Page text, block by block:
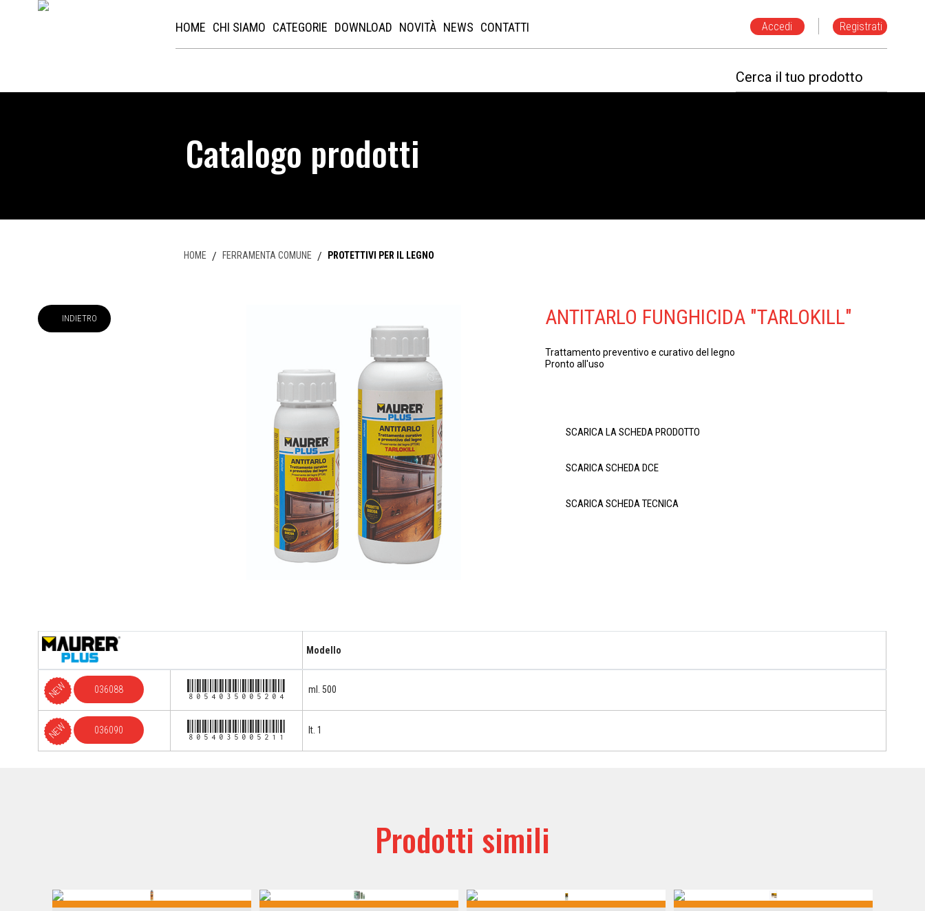
Registrati
Accedi
HOME CHI SIAMO CATEGORIE DOWNLOAD NOVITÀ NEWS CONTATTI
Catalogo prodotti
HOME / FERRAMENTA COMUNE / PROTETTIVI PER IL LEGNO
INDIETRO ANTITARLO FUNGHICIDA "TARLOKILL"
Trattamento preventivo e curativo del legno
Pronto all'uso
SCARICA LA SCHEDA PRODOTTO
SCARICA SCHEDA DCE
SCARICA SCHEDA TECNICA
Modello
NEW 036088 8054035005204 ml. 500
NEW 036090 8054035005211 lt. 1
Prodotti simili